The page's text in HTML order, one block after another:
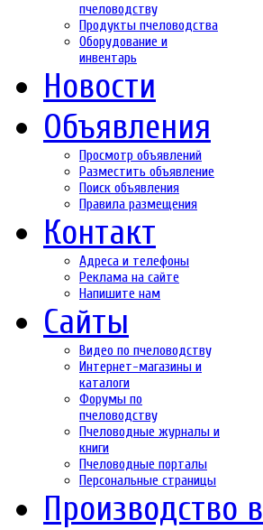
пчеловодству
Продукты пчеловодства
Оборудование и
инвентарь
Новости
Объявления
Просмотр объявлений
Разместить объявление
Поиск объявления
Правила размещения
Контакт
Адреса и телефоны
Реклама на сайте
Напишите нам
Сайты
Видео по пчеловодству
Интернет-магазины и
каталоги
Форумы по
пчеловодству
Пчеловодные журналы и
книги
Пчеловодные порталы
Персональные страницы
Производство